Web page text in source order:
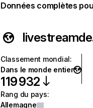
Données complètes
Classement mondial:
Dans le monde entier
119 932
Rang du pays:
Allemagne